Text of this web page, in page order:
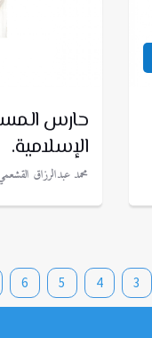
حارس
الإسلامية.
محمد عبدالرزاق
3
4
5
6